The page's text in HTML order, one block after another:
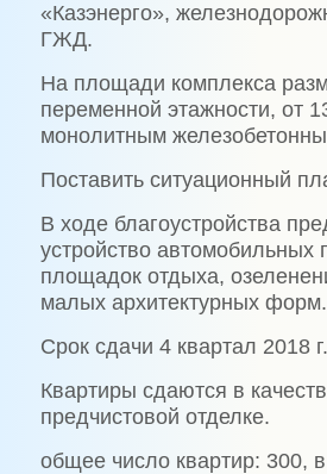
«Казэнерго»,
ГЖД.
На площади комплекса
переменной этажности, от
монолитным
Поставить ситуационный
В ходе благоустройства
устройство автомобильных
площадок отдыха,
малых архитектурных форм.
Срок сдачи 4 квартал 2018 г.
Квартиры сдаются в
предчистовой отделке.
общее число квартир: 300,